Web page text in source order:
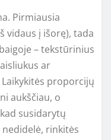
Pirmiausia
vidaus į išorę), tada
– tekstūrinius
ar
proporcijų
aukščiau, o
susidarytų
nedidelė, rinkitės